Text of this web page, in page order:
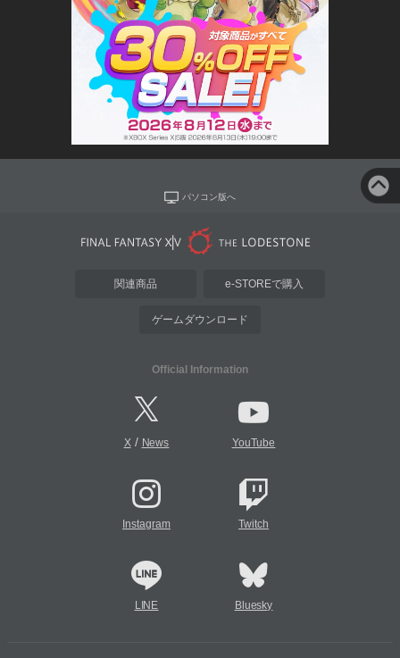
パソコン版へ
関連商品 e-STOREで購入
ゲームダウンロード
Official Information
X/ News YouTube
Instagram Twitch
LINE Bluesky